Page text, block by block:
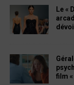
Le «
film